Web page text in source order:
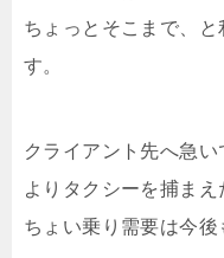
ちょっとそこまで、
す。
クライアント先へ急い
よりタクシーを捕ま
ちょい乗り需要は今後